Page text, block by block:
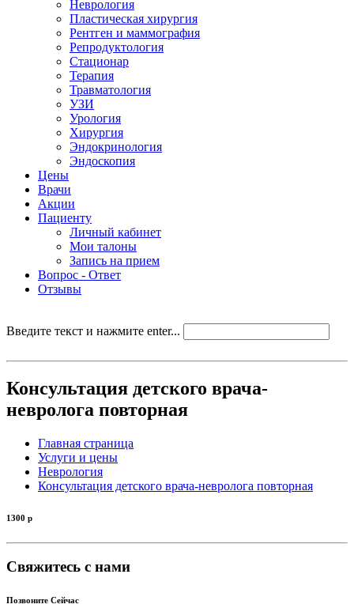
Неврология
Пластическая хирургия
Рентген и маммография
Репродуктология
Стационар
Терапия
Травматология
УЗИ
Урология
Хирургия
Эндокринология
Эндоскопия
Цены
Врачи
Акции
Пациенту
Личный кабинет
Мои талоны
Запись на прием
Вопрос - Ответ
Отзывы
Введите текст и нажмите enter...
Консультация детского врача-
невролога повторная
Главная страница
Услуги и цены
Неврология
Консультация детского врача-невролога повторная
1300 р
Свяжитесь с нами
Позвоните Сейчас